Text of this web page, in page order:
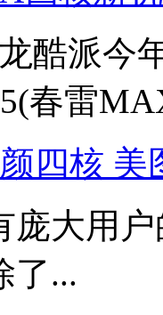
酷派今
春雷
四核 美
庞大用
了...